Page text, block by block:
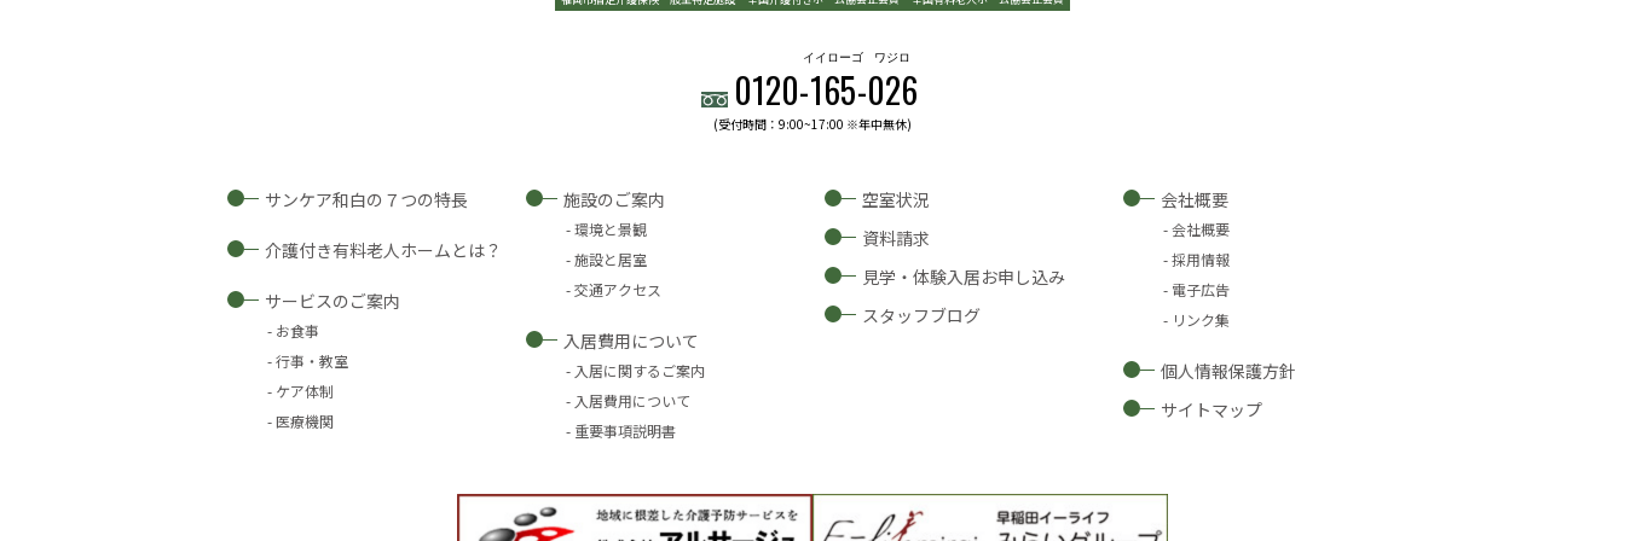
0120-165
イイローゴ
-026
ワジロ
(受付時間：9:00~17:00 ※年中無休)
サンケア和白の７つの特長
介護付き有料老人ホームとは？
サービスのご案内
お食事
行事・教室
ケア体制
医療機関
施設のご案内
環境と景観
施設と居室
交通アクセス
入居費用について
入居に関するご案内
入居費用について
重要事項説明書
空室状況
資料請求
見学・体験入居お申し込み
スタッフブログ
会社概要
会社概要
採用情報
電子広告
リンク集
個人情報保護方針
サイトマップ